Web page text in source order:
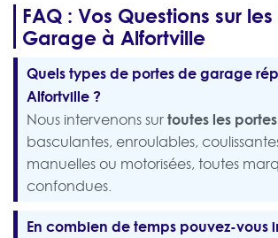
FAQ : Vos Questions sur
Garage à Alfortville
Quels types de portes de garage
Alfortville ?
Nous intervenons surtoutes les portes
basculantes, enroulables,
manuelles ou motorisées, toutes
confondues.
En combien de temps pouvez-vous